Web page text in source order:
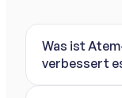
Was ist
verbessert